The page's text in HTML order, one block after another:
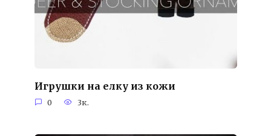
Игрушки на елку из кожи
0 3к.